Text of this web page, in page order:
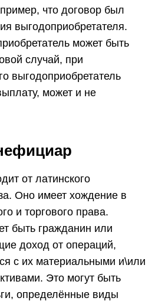
что договор был
выгодоприобретателя.
может быть
случай, при
выгодоприобретатель
может и не
от латинского
Оно имеет хождение в
и торгового права.
быть гражданин или
доход от операций,
с их материальными и\или
Это могут быть
определённые виды